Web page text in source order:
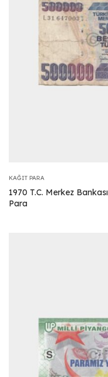
KAĞIT PARA
1970 T.C. Merkez
Para